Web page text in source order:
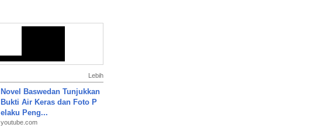
Lebih
Novel Baswedan Tunjukkan
Bukti Air Keras dan Foto P
elaku Peng...
youtube.com